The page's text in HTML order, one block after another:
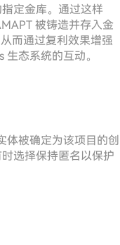
定金库。通过这样
被铸造并存入金
而通过复利效果增强
态系统的互动。
体被确定为该项目的创
选择保持匿名以保护